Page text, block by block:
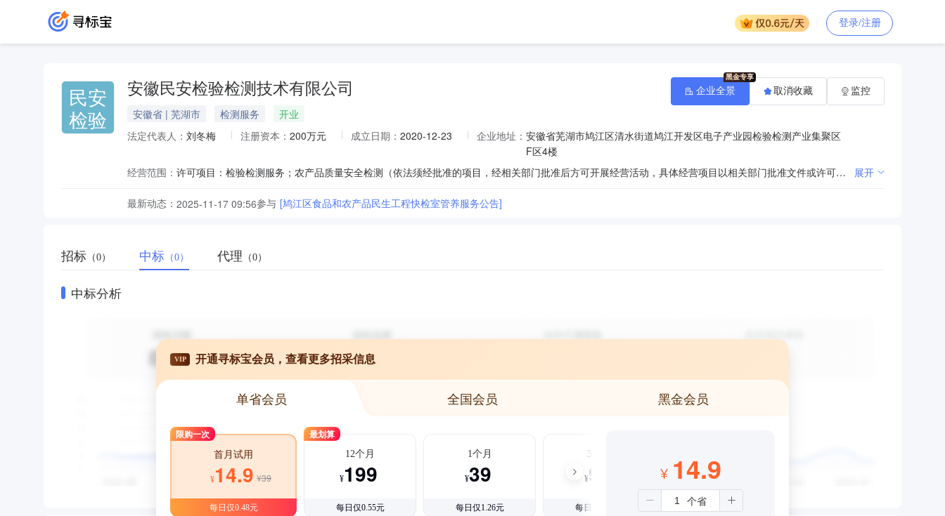
登录/注册
民安
检验
安徽民安检验检测技术有限公司
安徽省 | 芜湖市 检测服务
开业
法定代表人： 刘冬梅 注册资本： 200万元 成立日期： 2020-12-23 企业地址： 安徽省芜湖市鸠江区清水街道鸠江开发区电子产业园检验检测产业集聚区
F区4楼
经营范围：
许可项目：检验检测服务；农产品质量安全检测（依法须经批准的项目，经相关部门批准后方可开展经营活动，具体经营项目以相关部门批准文件或许可证件为准）一般项目：环境保护监测；生态资源监测；人力资源服务（不含职业中介活动、劳务派遣服务）；劳务服务（不含劳务派遣）（除许可业务外，可自主依法经营法律法规非禁止或限制的项目） 展开
最新动态： 2025-11-17 09:56参与 [鸠江区食品和农产品民生工程快检室管养服务公告]
企业全景 取消收藏 监控
招标 （0） 中标 （0） 代理 （0）
中标分析
VIP 开通寻标宝会员，查看更多招采信息
单省会员 全国会员 黑金会员
限购一次
首月试用
¥14.9 ¥39
每日仅0.48元
最划算
12个月
¥199
每日仅0.55元
1个月
¥39
每日仅1.26元
3个月
¥99
每日仅1.08元
¥ 14.9